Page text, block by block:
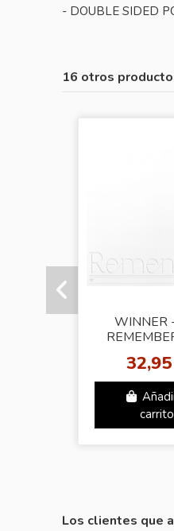
- DOUBLE SIDED
16 otros
WINNER
carrito
Los clientes que